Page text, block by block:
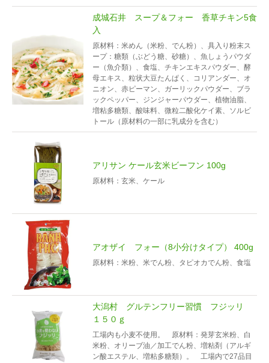
成城石井 スープ＆フォー 香草チキン5食
入
原材料：米めん（米粉、でん粉）、具入り粉末ス
ープ：糖類（ぶどう糖、砂糖）、魚しょうパウダ
ー（魚介類）、食塩、チキンエキスパウダー、酵
母エキス、粒状大豆たんぱく、コリアンダー、オ
ニオン、赤ピーマン、ガーリックパウダー、ブラ
ックペッパー、ジンジャーパウダー、植物油脂、
増粘多糖類、酸味料、微粒二酸化ケイ素、ソルビ
トール（原材料の一部に乳成分を含む）
アリサン ケール玄米ビーフン 100g
原材料：玄米、ケール
アオザイ フォー（8小分けタイプ） 400g
原材料：米粉、米でん粉、タピオカでん粉、食塩
大潟村 グルテンフリー習慣 フジッリ
１５０ｇ
工場内も小麦不使用。 原材料：発芽玄米粉、白
米粉、オリーブ油／加工でん粉、増粘剤（アルギ
ン酸エステル、増粘多糖類）。 工場内で27品目